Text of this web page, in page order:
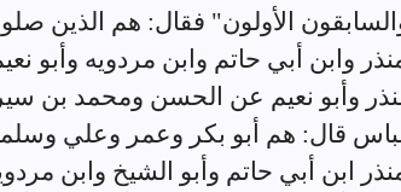
الأولون" فقال: هم الذين صلوا
وابن أبي حاتم وابن مردويه وأبو
وأبو نعيم عن الحسن ومحمد بن
قال: هم أبو بكر وعمر وعلي
ابن أبي حاتم وأبو الشيخ وابن